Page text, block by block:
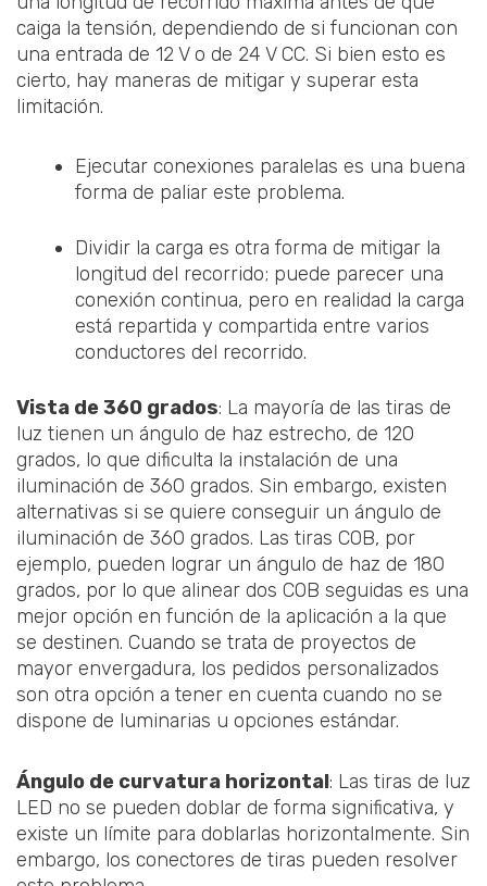
caiga la tensión, dependiendo de si funcionan con
una entrada de 12 V o de 24 V CC. Si bien esto es
cierto, hay maneras de mitigar y superar esta
limitación.
Ejecutar conexiones paralelas es una buena
forma de paliar este problema.
Dividir la carga es otra forma de mitigar la
longitud del recorrido; puede parecer una
conexión continua, pero en realidad la carga
está repartida y compartida entre varios
conductores del recorrido.
Vista de 360 grados: La mayoría de las tiras de
luz tienen un ángulo de haz estrecho, de 120
grados, lo que dificulta la instalación de una
iluminación de 360 grados. Sin embargo, existen
alternativas si se quiere conseguir un ángulo de
iluminación de 360 grados. Las tiras COB, por
ejemplo, pueden lograr un ángulo de haz de 180
grados, por lo que alinear dos COB seguidas es una
mejor opción en función de la aplicación a la que
se destinen. Cuando se trata de proyectos de
mayor envergadura, los pedidos personalizados
son otra opción a tener en cuenta cuando no se
dispone de luminarias u opciones estándar.
Ángulo de curvatura horizontal: Las tiras de luz
LED no se pueden doblar de forma significativa, y
existe un límite para doblarlas horizontalmente. Sin
embargo, los conectores de tiras pueden resolver